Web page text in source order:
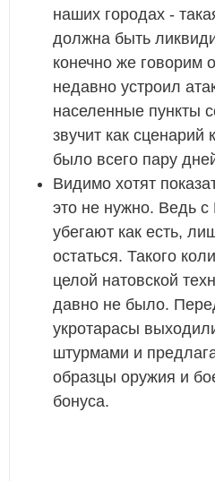
наших городах -
должна быть
конечно же говорим
недавно устроил
населенные пункты
звучит как сценарий
было всего пару
Видимо хотят
это не нужно. Ведь с
убегают как есть,
остаться. Такого
целой натовской
давно не было.
укротарасы
штурмами и
образцы оружия и
бонуса.